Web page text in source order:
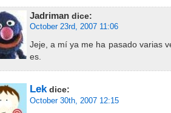
Jadriman dice:
October 23rd, 2007 11:06
Jeje, a mí ya me ha pasado varias
es.
Lekdice:
October 30th, 2007 12:15